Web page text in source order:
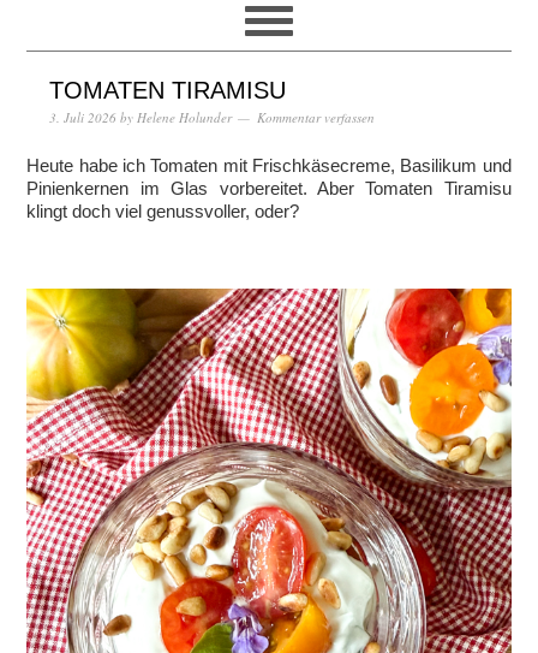
TOMATEN TIRAMISU
3. Juli 2026 by Helene Holunder Kommentar verfassen
Heute habe ich Tomaten mit Frischkäsecreme, Basilikum und
Pinienkernen im Glas vorbereitet. Aber Tomaten Tiramisu
klingt doch viel genussvoller, oder?